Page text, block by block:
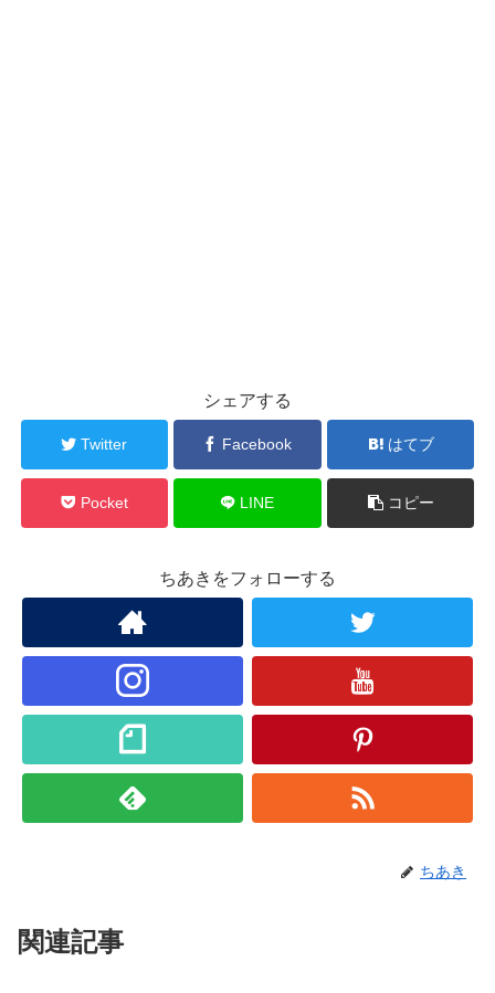
シェアする
Twitter Facebook はてブ
Pocket LINE コピー
ちあきをフォローする
ちあき
関連記事